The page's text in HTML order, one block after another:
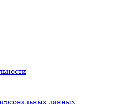
данных